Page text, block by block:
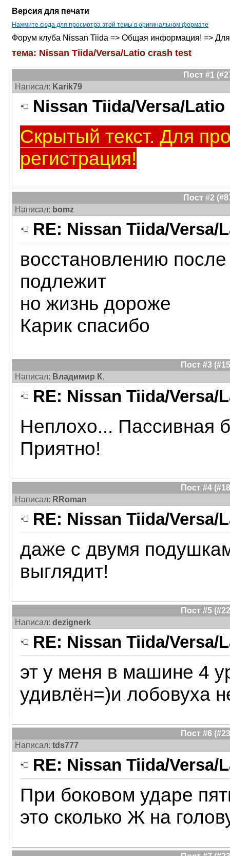
Версия для печати
Нажмите сюда для просмотра этой темы в оригинальном формате
Форум клуба Nissan Tiida => Общая информация! =>
тема: Nissan Tiida/Versa/Latio crash test
Пост #1
Написал: Karik79
Nissan Tiida/Versa/
Скрытый текст. Для
регистрация!
Пост #2
Написал: bomz
RE: Nissan Tiida/Versa/
восстановлению
подлежит
но жизнь дороже
Карик спасибо
Пост #3
Написал: Владимир К.
RE: Nissan Tiida/Versa/
Неплохо... Пассивная
Приятно!
Пост #4
Написал: RRoman
RE: Nissan Tiida/Versa/
даже с двумя
выглядит!
Пост #5
Написал: dezignerk
RE: Nissan Tiida/Versa/
эт у меня в машине 4
удивлён=)и лобовуха
Пост #6
Написал: tds777
RE: Nissan Tiida/Versa/
При боковом ударе
это сколько Ж на